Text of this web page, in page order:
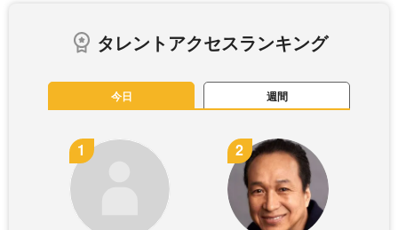
タレントアクセスランキング
今日 週間